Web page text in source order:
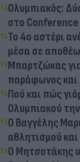
Ολυμπιακός:
στο
Το 4ο αστέρι
μέσα σε
Μπαρτζώκας
παράφωνος και
Πού και πώς
Ολυμπιακού
Ο Βαγγέλης
αθλητισμού
Ο Μητσοτάκης